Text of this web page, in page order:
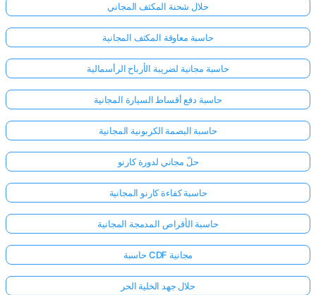
حلال شحنة المكثف المجاني
حاسبة معاوقة المكثف المجانية
حاسبة مجانية لضريبة الأرباح الرأسمالية
حاسبة دفع أقساط السيارة المجانية
حاسبة البصمة الكربونية المجانية
حلّ مجاني لدورة كارنو
حاسبة كفاءة كارنو المجانية
حاسبة الأقراص المدمجة المجانية
حاسبة CDF مجانية
حلال جهد الخلية الحر